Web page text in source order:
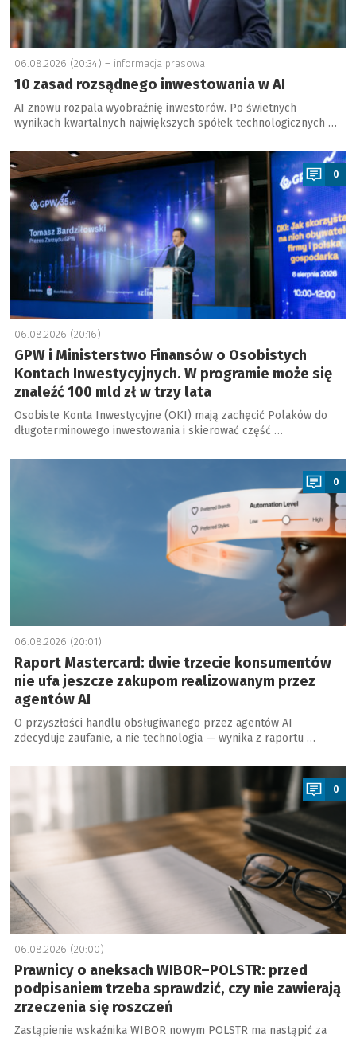
06.08.2026 (20:34) – informacja prasowa
10 zasad rozsądnego inwestowania w AI
AI znowu rozpala wyobraźnię inwestorów. Po świetnych
wynikach kwartalnych największych spółek technologicznych …
a
0
06.08.2026 (20:16)
GPW i Ministerstwo Finansów o Osobistych
Kontach Inwestycyjnych. W programie może się
znaleźć 100 mld zł w trzy lata
Osobiste Konta Inwestycyjne (OKI) mają zachęcić Polaków do
długoterminowego inwestowania i skierować część …
a
0
06.08.2026 (20:01)
Raport Mastercard: dwie trzecie konsumentów
nie ufa jeszcze zakupom realizowanym przez
agentów AI
O przyszłości handlu obsługiwanego przez agentów AI
zdecyduje zaufanie, a nie technologia — wynika z raportu …
a
0
06.08.2026 (20:00)
Prawnicy o aneksach WIBOR–POLSTR: przed
podpisaniem trzeba sprawdzić, czy nie zawierają
zrzeczenia się roszczeń
Zastąpienie wskaźnika WIBOR nowym POLSTR ma nastąpić za